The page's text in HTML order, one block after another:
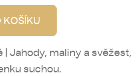
KOŠÍKU
| Jahody, maliny a svěžest,
suchou.